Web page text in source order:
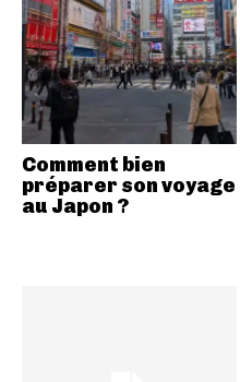
Comment bien
préparer son voyage
au Japon ?